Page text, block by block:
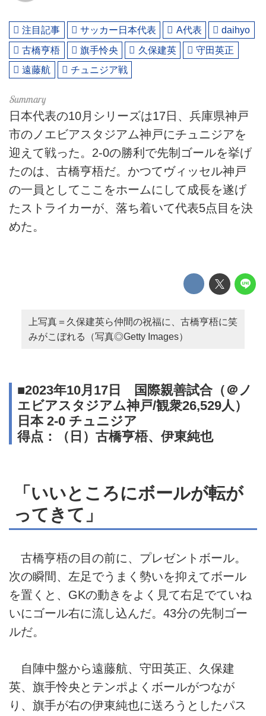
注目記事 サッカー日本代表 A代表
daihyo
古橋亨梧
旗手怜央 久保建英
守田英正
遠藤航
チュニジア戦
日本代表の10月シリーズは17日、兵庫県神戸
市のノエビアスタジアム神戸にチュニジアを
迎えて戦った。2-0の勝利で先制ゴールを挙げ
たのは、古橋亨梧だ。かつてヴィッセル神戸
の一員としてここをホームにして成長を遂げ
たストライカーが、落ち着いて代表5点目を決
めた。
上写真＝久保建英ら仲間の祝福に、古橋亨梧に笑
みがこぼれる（写真◎Getty Images）
■2023年10月17日 国際親善試合（＠ノ
エビアスタジアム神戸/観衆26,529人）
日本 2-0 チュニジア
得点：（日）古橋亨梧、伊東純也
「いいところにボールが転が
ってきて」
古橋亨梧の目の前に、プレゼントボール。
次の瞬間、左足でうまく勢いを抑えてボール
を置くと、GKの動きをよく見て右足でていね
いにゴール右に流し込んだ。43分の先制ゴー
ルだ。
自陣中盤から遠藤航、守田英正、久保建
英、旗手怜央とテンポよくボールがつなが
り、旗手が右の伊東純也に送ろうとしたパス